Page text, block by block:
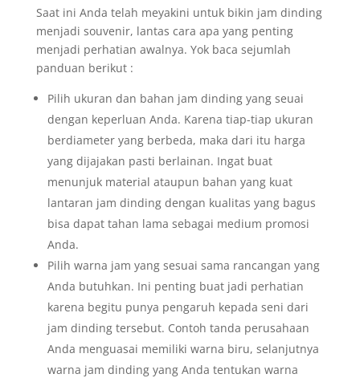
Saat ini Anda telah meyakini untuk bikin jam dinding
menjadi souvenir, lantas cara apa yang penting
menjadi perhatian awalnya. Yok baca sejumlah
panduan berikut :
Pilih ukuran dan bahan jam dinding yang seuai
dengan keperluan Anda. Karena tiap-tiap ukuran
berdiameter yang berbeda, maka dari itu harga
yang dijajakan pasti berlainan. Ingat buat
menunjuk material ataupun bahan yang kuat
lantaran jam dinding dengan kualitas yang bagus
bisa dapat tahan lama sebagai medium promosi
Anda.
Pilih warna jam yang sesuai sama rancangan yang
Anda butuhkan. Ini penting buat jadi perhatian
karena begitu punya pengaruh kepada seni dari
jam dinding tersebut. Contoh tanda perusahaan
Anda menguasai memiliki warna biru, selanjutnya
warna jam dinding yang Anda tentukan warna